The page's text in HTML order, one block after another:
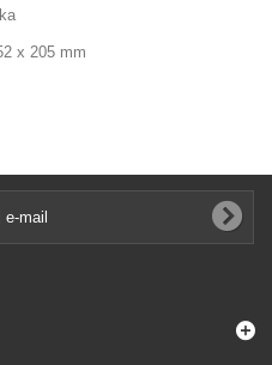
x 205 mm